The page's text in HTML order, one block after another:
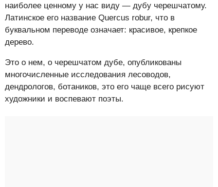
наиболее ценному у нас виду — дубу черешчатому.
Латинское его название Quercus robur, что в
буквальном переводе означает: красивое, крепкое
дерево.
Это о нем, о черешчатом дубе, опубликованы
многочисленные исследования лесоводов,
дендрологов, ботаников, это его чаще всего рисуют
художники и воспевают поэты.